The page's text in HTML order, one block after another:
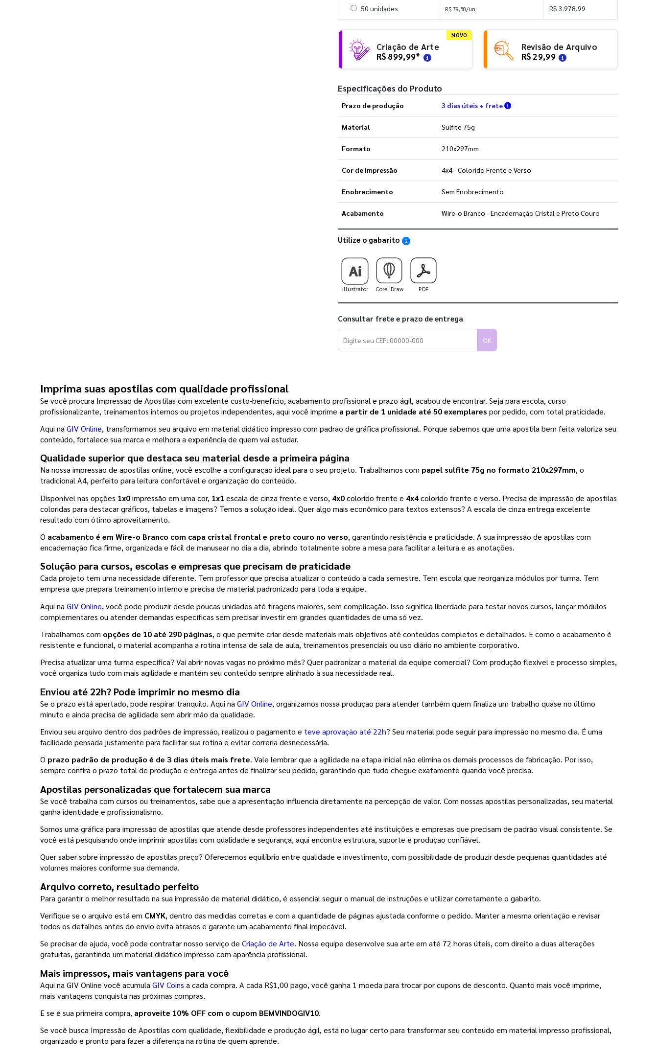
Selecionar 50 unidades
50 unidades R$ 79,58/un R$ 3.978,99
NOVO
Criação de Arte
R$ 899,99*
Revisão de Arquivo
R$ 29,99
Especificações do Produto
Prazo de produção 3 dias úteis + frete Verifique as condições de entrega
Material Sulfite 75g
Formato 210x297mm
Cor de Impressão 4x4 - Colorido Frente e Verso
Enobrecimento Sem Enobrecimento
Acabamento Wire-o Branco - Encadernação Cristal e Preto Couro
Utilize o gabarito Saiba como utilizar os nossos gabaritos
Illustrator Corel Draw PDF
Consultar frete e prazo de entrega
OK
Imprima suas apostilas com qualidade profissional
Se você procura Impressão de Apostilas com excelente custo-benefício, acabamento profissional e prazo ágil, acabou de encontrar. Seja para escola, curso
profissionalizante, treinamentos internos ou projetos independentes, aqui você imprime a partir de 1 unidade até 50 exemplares por pedido, com total praticidade.
Aqui na GIV Online, transformamos seu arquivo em material didático impresso com padrão de gráfica profissional. Porque sabemos que uma apostila bem feita valoriza seu
conteúdo, fortalece sua marca e melhora a experiência de quem vai estudar.
Qualidade superior que destaca seu material desde a primeira página
Na nossa impressão de apostilas online, você escolhe a configuração ideal para o seu projeto. Trabalhamos com papel sulfite 75g no formato 210x297mm, o
tradicional A4, perfeito para leitura confortável e organização do conteúdo.
Disponível nas opções 1x0 impressão em uma cor, 1x1 escala de cinza frente e verso, 4x0 colorido frente e 4x4 colorido frente e verso. Precisa de impressão de apostilas
coloridas para destacar gráficos, tabelas e imagens? Temos a solução ideal. Quer algo mais econômico para textos extensos? A escala de cinza entrega excelente
resultado com ótimo aproveitamento.
O acabamento é em Wire-o Branco com capa cristal frontal e preto couro no verso, garantindo resistência e praticidade. A sua impressão de apostilas com
encadernação fica firme, organizada e fácil de manusear no dia a dia, abrindo totalmente sobre a mesa para facilitar a leitura e as anotações.
Solução para cursos, escolas e empresas que precisam de praticidade
Cada projeto tem uma necessidade diferente. Tem professor que precisa atualizar o conteúdo a cada semestre. Tem escola que reorganiza módulos por turma. Tem
empresa que prepara treinamento interno e precisa de material padronizado para toda a equipe.
Aqui na GIV Online, você pode produzir desde poucas unidades até tiragens maiores, sem complicação. Isso significa liberdade para testar novos cursos, lançar módulos
complementares ou atender demandas específicas sem precisar investir em grandes quantidades de uma só vez.
Trabalhamos com opções de 10 até 290 páginas, o que permite criar desde materiais mais objetivos até conteúdos completos e detalhados. E como o acabamento é
resistente e funcional, o material acompanha a rotina intensa de sala de aula, treinamentos presenciais ou uso diário no ambiente corporativo.
Precisa atualizar uma turma específica? Vai abrir novas vagas no próximo mês? Quer padronizar o material da equipe comercial? Com produção flexível e processo simples,
você organiza tudo com mais agilidade e mantém seu conteúdo sempre alinhado à sua necessidade real.
Enviou até 22h? Pode imprimir no mesmo dia
Se o prazo está apertado, pode respirar tranquilo. Aqui na GIV Online, organizamos nossa produção para atender também quem finaliza um trabalho quase no último
minuto e ainda precisa de agilidade sem abrir mão da qualidade.
Enviou seu arquivo dentro dos padrões de impressão, realizou o pagamento e teve aprovação até 22h? Seu material pode seguir para impressão no mesmo dia. É uma
facilidade pensada justamente para facilitar sua rotina e evitar correria desnecessária.
O prazo padrão de produção é de 3 dias úteis mais frete. Vale lembrar que a agilidade na etapa inicial não elimina os demais processos de fabricação. Por isso,
sempre confira o prazo total de produção e entrega antes de finalizar seu pedido, garantindo que tudo chegue exatamente quando você precisa.
Apostilas personalizadas que fortalecem sua marca
Se você trabalha com cursos ou treinamentos, sabe que a apresentação influencia diretamente na percepção de valor. Com nossas apostilas personalizadas, seu material
ganha identidade e profissionalismo.
Somos uma gráfica para impressão de apostilas que atende desde professores independentes até instituições e empresas que precisam de padrão visual consistente. Se
você está pesquisando onde imprimir apostilas com qualidade e segurança, aqui encontra estrutura, suporte e produção confiável.
Quer saber sobre impressão de apostilas preço? Oferecemos equilíbrio entre qualidade e investimento, com possibilidade de produzir desde pequenas quantidades até
volumes maiores conforme sua demanda.
Arquivo correto, resultado perfeito
Para garantir o melhor resultado na sua impressão de material didático, é essencial seguir o manual de instruções e utilizar corretamente o gabarito.
Verifique se o arquivo está em CMYK, dentro das medidas corretas e com a quantidade de páginas ajustada conforme o pedido. Manter a mesma orientação e revisar
todos os detalhes antes do envio evita atrasos e garante um acabamento final impecável.
Se precisar de ajuda, você pode contratar nosso serviço de Criação de Arte. Nossa equipe desenvolve sua arte em até 72 horas úteis, com direito a duas alterações
gratuitas, garantindo um material didático impresso com aparência profissional.
Mais impressos, mais vantagens para você
Aqui na GIV Online você acumula GIV Coins a cada compra. A cada R$1,00 pago, você ganha 1 moeda para trocar por cupons de desconto. Quanto mais você imprime,
mais vantagens conquista nas próximas compras.
E se é sua primeira compra, aproveite 10% OFF com o cupom BEMVINDOGIV10.
Se você busca Impressão de Apostilas com qualidade, flexibilidade e produção ágil, está no lugar certo para transformar seu conteúdo em material impresso profissional,
organizado e pronto para fazer a diferença na rotina de quem aprende.